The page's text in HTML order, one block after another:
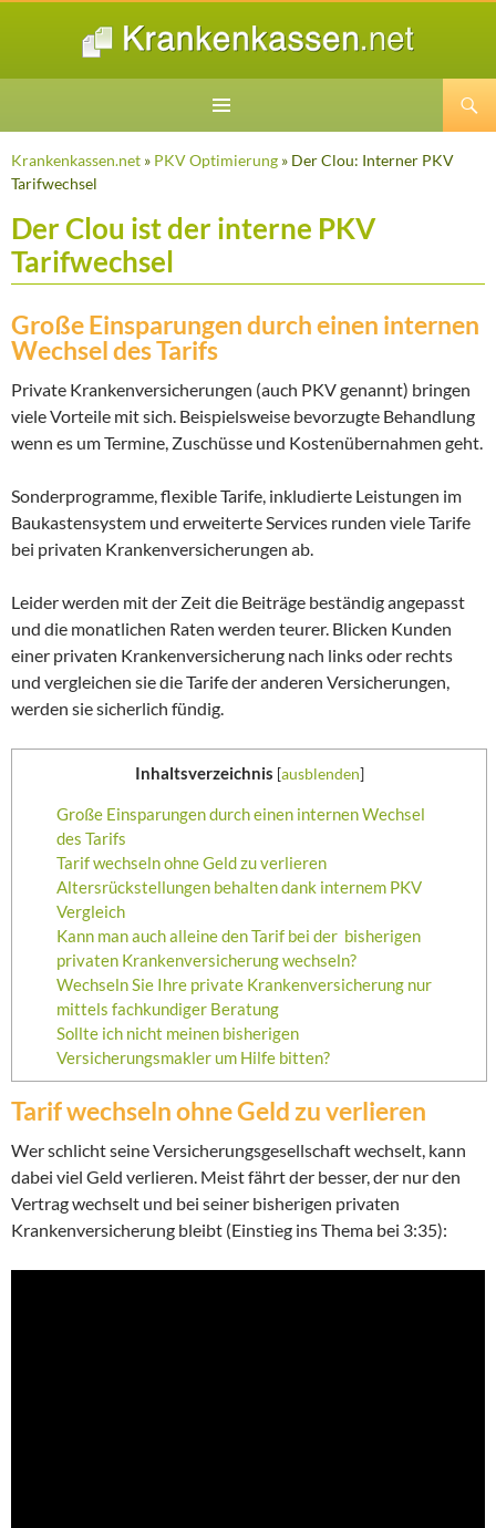
SPRINGEN
Krankenkassen.net » PKV Optimierung » Der Clou: Interner PKV
Tarifwechsel
Der Clou ist der interne PKV
Tarifwechsel
Große Einsparungen durch einen internen
Wechsel des Tarifs
Private Krankenversicherungen (auch PKV genannt) bringen
viele Vorteile mit sich. Beispielsweise bevorzugte Behandlung
wenn es um Termine, Zuschüsse und Kostenübernahmen geht.
Sonderprogramme, flexible Tarife, inkludierte Leistungen im
Baukastensystem und erweiterte Services runden viele Tarife
bei privaten Krankenversicherungen ab.
Leider werden mit der Zeit die Beiträge beständig angepasst
und die monatlichen Raten werden teurer. Blicken Kunden
einer privaten Krankenversicherung nach links oder rechts
und vergleichen sie die Tarife der anderen Versicherungen,
werden sie sicherlich fündig.
Inhaltsverzeichnis [ausblenden]
Große Einsparungen durch einen internen Wechsel
des Tarifs
Tarif wechseln ohne Geld zu verlieren
Altersrückstellungen behalten dank internem PKV
Vergleich
Kann man auch alleine den Tarif bei der bisherigen
privaten Krankenversicherung wechseln?
Wechseln Sie Ihre private Krankenversicherung nur
mittels fachkundiger Beratung
Sollte ich nicht meinen bisherigen
Versicherungsmakler um Hilfe bitten?
Tarif wechseln ohne Geld zu verlieren
Wer schlicht seine Versicherungsgesellschaft wechselt, kann
dabei viel Geld verlieren. Meist fährt der besser, der nur den
Vertrag wechselt und bei seiner bisherigen privaten
Krankenversicherung bleibt (Einstieg ins Thema bei 3:35):